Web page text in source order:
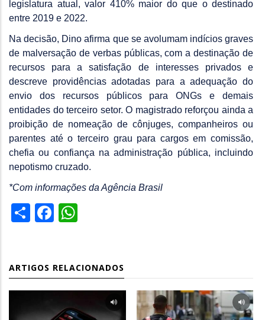
legislatura atual, valor 410% maior do que o destinado
entre 2019 e 2022.
Na decisão, Dino afirma que se avolumam indícios graves
de malversação de verbas públicas, com a destinação de
recursos para a satisfação de interesses privados e
descreve providências adotadas para a adequação do
envio dos recursos públicos para ONGs e demais
entidades do terceiro setor. O magistrado reforçou ainda a
proibição de nomeação de cônjuges, companheiros ou
parentes até o terceiro grau para cargos em comissão,
chefia ou confiança na administração pública, incluindo
nepotismo cruzado.
*Com informações da Agência Brasil
ShareFacebook
ARTIGOS RELACIONADOS